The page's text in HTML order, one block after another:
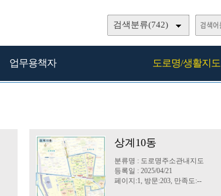
검색분류(742)
업무용책자 도로명/생활지도
상계10동
분류명 : 도로명주소관내지도
등록일 : 2025/04/21
페이지:1, 방문:203, 만족도:--